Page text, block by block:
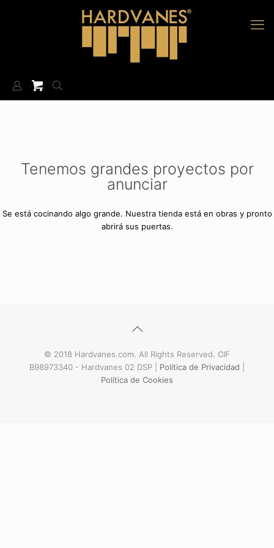
Tenemos grandes proyectos por
anunciar
Se está cocinando algo grande. Nuestra tienda está en obras y pronto
abrirá sus puertas.
© 2018 Hardvanes.com. All Rights Reserved. CIF
B98973340 - Hardvanes 02 DSP | Política de Privacidad
Política de Cookies